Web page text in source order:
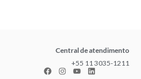
Central de atendimento
+55 11 3035-1211